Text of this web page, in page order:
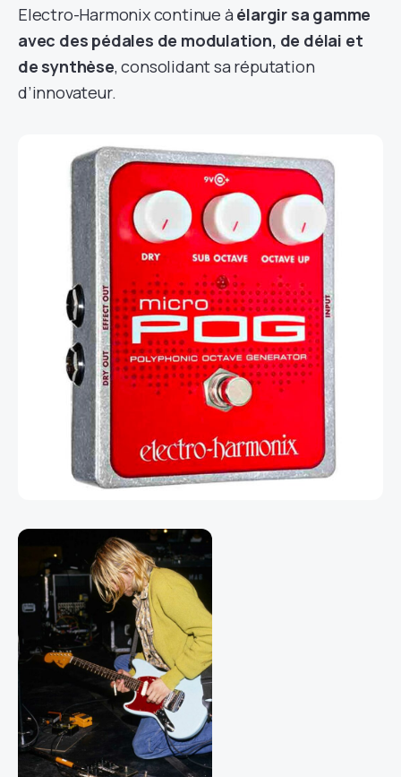
Electro-Harmonix continue à élargir sa gamme
avec des pédales de modulation, de délai et
de synthèse, consolidant sa réputation
d’innovateur.